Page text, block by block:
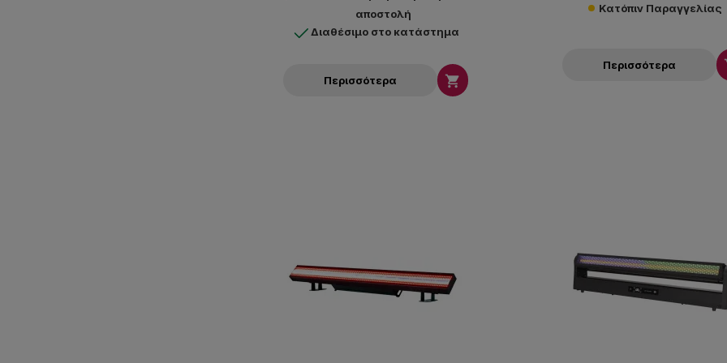
αποστολή
Διαθέσιμο στο κατάστημα
Περισσότερα 
Κατόπιν Παραγγελίας
Περισσότερα